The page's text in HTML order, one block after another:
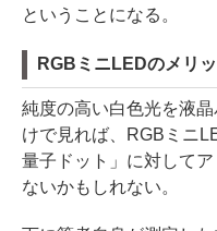
ということになる。
RGBミニLEDのメリ
純度の高い白色光を液
けで見れば、RGBミニ
量子ドット」に対して
ないかもしれない。